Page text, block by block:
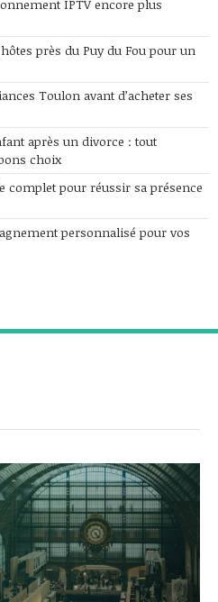
IPTV encore plus
près du Puy du Fou pour un
Toulon avant d’acheter ses
après un divorce : tout
choix
complet pour réussir sa présence
personnalisé pour vos